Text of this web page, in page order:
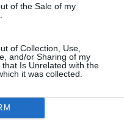
of the Sale of my
of Collection, Use,
and/or Sharing of my
that Is Unrelated with the
it was collected.